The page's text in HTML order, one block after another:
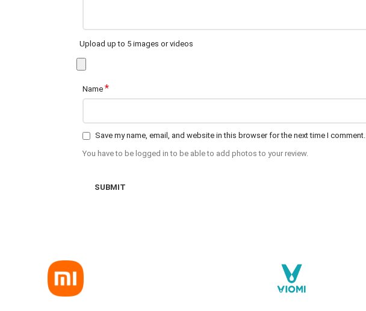
Upload up to 5 images or videos
Name *
Save my name, email, and website in this browser for the next time I comment.
You have to be logged in to be able to add photos to your review.